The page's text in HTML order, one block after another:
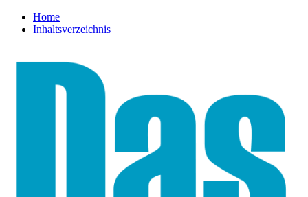
Home
Inhaltsverzeichnis